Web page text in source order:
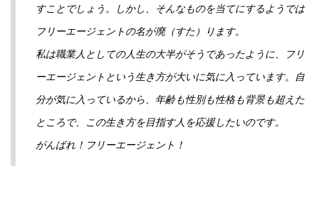
すことでしょう。しかし、そんなものを当てにするようでは
フリーエージェントの名が廃（すた）ります。
私は職業人としての人生の大半がそうであったように、フリ
ーエージェントという生き方が大いに気に入っています。自
分が気に入っているから、年齢も性別も性格も背景も超えた
ところで、この生き方を目指す人を応援したいのです。
がんばれ！フリーエージェント！